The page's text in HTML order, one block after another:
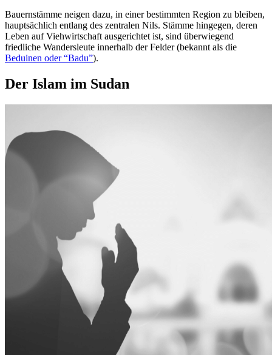
Bauernstämme neigen dazu, in einer bestimmten Region zu bleiben,
hauptsächlich entlang des zentralen Nils. Stämme hingegen, deren
Leben auf Viehwirtschaft ausgerichtet ist, sind überwiegend
friedliche Wandersleute innerhalb der Felder (bekannt als die
Beduinen oder “Badu”).
Der Islam im Sudan